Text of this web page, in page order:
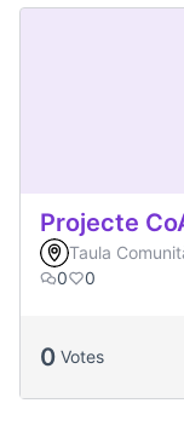
Projecte
Taula
0
0
0 Votes